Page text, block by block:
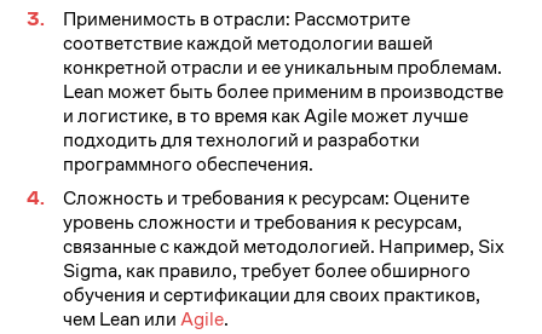
Применимость в отрасли: Рассмотрите
соответствие каждой методологии вашей
конкретной отрасли и ее уникальным проблемам.
Lean может быть более применим в производстве
и логистике, в то время как Agile может лучше
подходить для технологий и разработки
программного обеспечения.
Сложность и требования к ресурсам: Оцените
уровень сложности и требования к ресурсам,
связанные с каждой методологией. Например, Six
Sigma, как правило, требует более обширного
обучения и сертификации для своих практиков,
чем Lean илиAgile.